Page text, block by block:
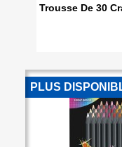
Trousse De 30
PLUS